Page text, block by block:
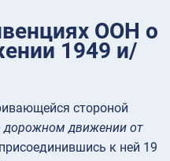
ООН о
1949 и/
стороной
дорожном движении от
к ней 19